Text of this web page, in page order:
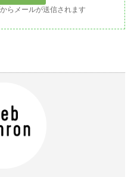
らメールが送信されます